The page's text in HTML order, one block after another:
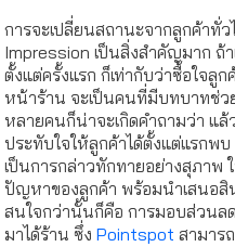
การจะเปลี่ยนสถานะจากลูกค้าทั่
Impression เป็นสิ่งสำคัญมาก ถ้
ตั้งแต่ครั้งแรก ก็เท่ากับว่าซื้อใจลู
หน้าร้าน จะเป็นคนที่มีบทบาทช่ว
หลายคนก็น่าจะเกิดคำถามว่า แ
ประทับใจให้ลูกค้าได้ตั้งแต่แรกพ
เป็นการกล่าวทักทายอย่างสุภาพ
ปัญหาของลูกค้า พร้อมนำเสนอ
สนใจกว่านั้นก็คือ การมอบส่วนล
มาได้ร้าน ซึ่งPointspot สามาร